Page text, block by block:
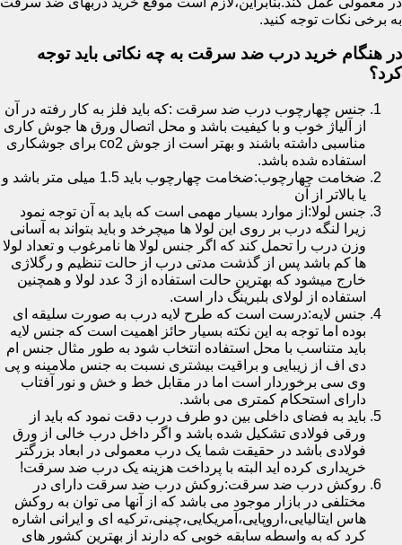
به برخی نکات توجه کنید.
در هنگام خرید درب ضد سرقت به چه نکاتی باید توجه
کرد؟
جنس چهارچوب درب ضد سرقت :که باید فلز به کار رفته در آن
از آلیاژ خوب و با کیفیت باشد و محل اتصال ورق ها جوش کاری
مناسبی داشته باشند و بهتر است از جوش co2 برای جوشکاری
استفاده شده باشد.
ضخامت چهارچوب:ضخامت چهارچوب باید 1.5 میلی متر باشد و
یا بالاتر از آن
جنس لولا:از موارد بسیار مهمی است که باید به آن توجه نمود
زیرا لنگه درب بر روی این لولا ها میچرخد و باید بتواند به آسانی
وزن درب را تحمل کند که اگر جنس لولا ها نامرغوب و تعداد لولا
ها کم باشد پس از گذشت مدتی درب از حالت تنظیم و رگلاژی
خارج میشود که بهترین حالت استفاده از 3 عدد لولا و همچنین
استفاده از لولای بلبرینگ دار است.
جنس لایه:درست است که طرح لایه درب به صورت سلیقه ای
بوده اما توجه به این نکته بسیار حائز اهمیت است که جنس لایه
باید متناسب با محل استفاده انتخاب شود به طور مثال جنس ام
دی اف از زیبایی و براقیت بیشتری نسبت به جنس ملامینه و پی
وی سی برخوردار است اما در مقابل خط و خش و نور آفتاب
دارای استحکام کمتری می باشد.
باید به فضای داخلی بین دو طرف درب دقت نمود که باید از
ورقی فولادی تشکیل شده باشد و اگر داخل درب خالی از ورق
فولادی باشد در حقیقت شما یک درب معمولی در ابعاد بزرگتر
خریداری کرده اید البته با پرداخت هزینه یک درب ضد سرقت!
روکش درب ضد سرقت:روکش درب ضد سرقت دارای در
مختلفی در بازار موجود می باشد که از آنها می توان به روکش
هاس ایتالیایی،اروپایی،آمریکایی،چینی،ترکیه ای و ایرانی اشاره
کرد که به واسطه سابقه خوبی که دارند از بهترین کشور های